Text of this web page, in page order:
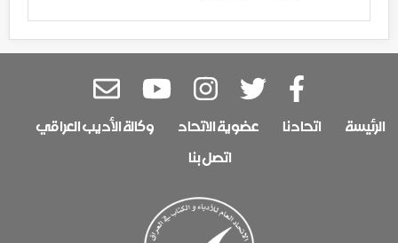
الرئيسة اتحادنا عضوية الاتحاد
وكالة الأديب العراقي
اتصل بنا